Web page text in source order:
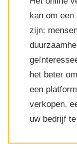
kan om een
zijn:
het beter
een
verkopen,
uw bedrijf